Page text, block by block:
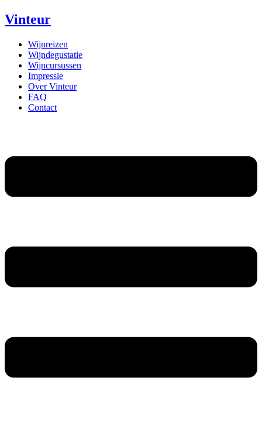
Vinteur
Wijnreizen
Wijndegustatie
Wijncursussen
Impressie
Over Vinteur
FAQ
Contact